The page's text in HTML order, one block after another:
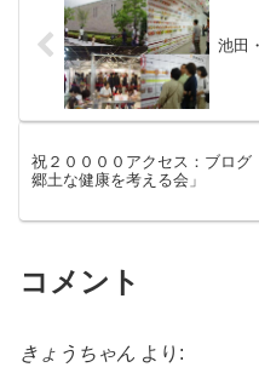
池田
祝２００００アクセス：ブログ
郷土な健康を考える会」
コメント
きょうちゃん より: